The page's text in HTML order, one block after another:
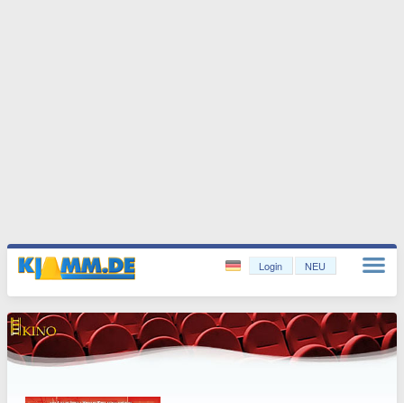
Login NEU